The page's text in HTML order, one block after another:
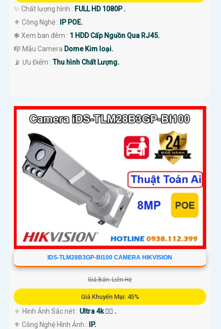
✨ Chất lượng hình : FULL HD 1080P .
⚜️ Công Nghệ :
IP POE.
❃ Xem ban đêm : 1 HDD Cấp Nguồn Qua RJ45.
🎼️ Mẫu Camera Dome Kim loại.
️📡 Ưu Điểm :Thu hình Chất Lượng.
IDS-TLM28B3GP-BI100 CAMERA HIKVISION
Giá Bán: Liên Hệ
Giá Khuyến Mại: 45%
🔅 Hình Ảnh Sắc nét : Ultra 4k 👍🏾 .
⚜️ Công Nghệ Hình Ảnh :
IP.